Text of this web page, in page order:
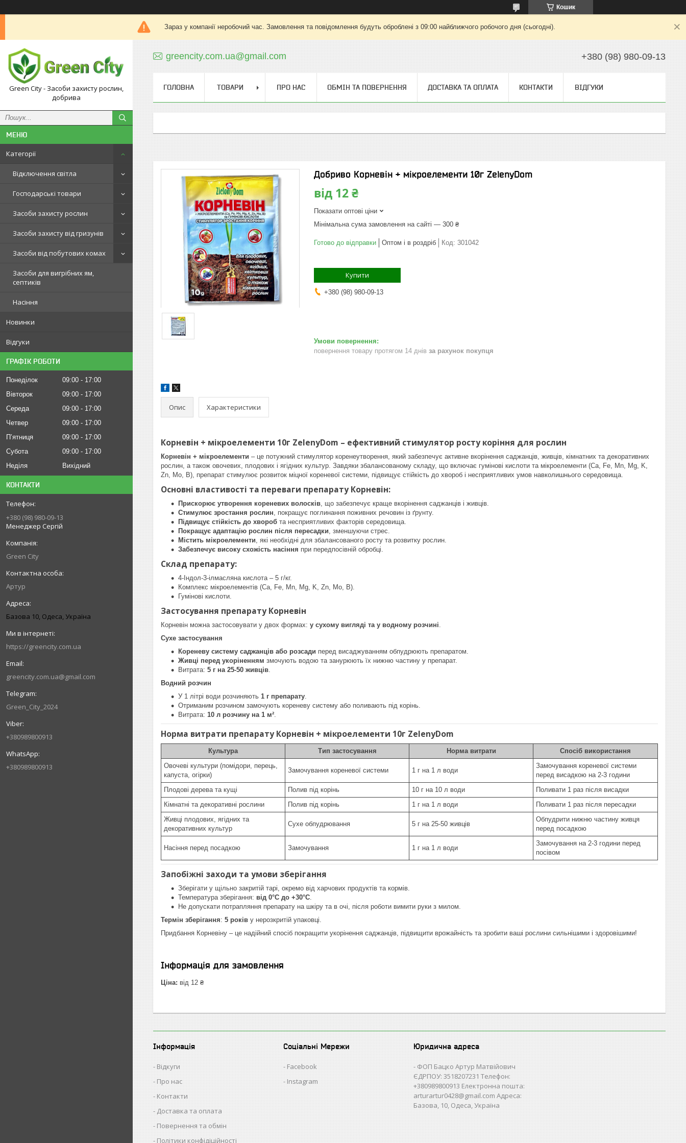
Кошик
Зараз у компанії неробочий час. Замовлення та повідомлення будуть оброблені з 09:00 найближчого робочого дня (сьогодні).
Green City - Засоби захисту рослин,
добрива
Категорії
Відключення світла
Господарські товари
Засоби захисту рослин
Засоби захисту від гризунів
Засоби від побутових комах
Засоби для вигрібних ям,
септиків
Насіння
Новинки
Відгуки
ГРАФІК РОБОТИ
Понеділок 09:00
17:00
Вівторок
09:00
17:00
Середа
09:00
17:00
Четвер
09:00
17:00
Пʼятниця
09:00
17:00
Субота
09:00
17:00
Неділя
Вихідний
КОНТАКТИ
+380 (98) 980-09-13
Менеджер Сергій
Green City
Артур
Базова 10, Одеса, Україна
https://greencity.com.ua
greencity.com.ua@gmail.com
Green_City_2024
+380989800913
+380989800913
greencity.com.ua@gmail.com +380 (98) 980-09-13
ГОЛОВНА ТОВАРИ ПРО НАС ОБМІН ТА ПОВЕРНЕННЯ ДОСТАВКА ТА ОПЛАТА КОНТАКТИ ВІДГУКИ
Добриво Корневін + мікроелементи 10г ZelenyDom
від 12 ₴
Показати оптові ціни
Мінімальна сума замовлення на сайті — 300 ₴
Готово до відправки Оптом і в роздріб Код: 301042
Купити
+380 (98) 980-09-13
повернення товару протягом 14 днів за рахунок покупця
Опис Характеристики
Корневін + мікроелементи 10г ZelenyDom – ефективний стимулятор росту коріння для рослин
Корневін + мікроелементи – це потужний стимулятор коренеутворення, який забезпечує активне вкорінення саджанців, живців, кімнатних та декоративних
рослин, а також овочевих, плодових і ягідних культур. Завдяки збалансованому складу, що включає гумінові кислоти та мікроелементи (Ca, Fe, Mn, Mg, K,
Zn, Mo, B), препарат стимулює розвиток міцної кореневої системи, підвищує стійкість до хвороб і несприятливих умов навколишнього середовища.
Основні властивості та переваги препарату Корневін:
Прискорює утворення кореневих волосків, що забезпечує краще вкорінення саджанців і живців.
Стимулює зростання рослин, покращує поглинання поживних речовин із ґрунту.
Підвищує стійкість до хвороб та несприятливих факторів середовища.
Покращує адаптацію рослин після пересадки, зменшуючи стрес.
Містить мікроелементи, які необхідні для збалансованого росту та розвитку рослин.
Забезпечує високу схожість насіння при передпосівній обробці.
Склад препарату:
4-Індол-3-ілмасляна кислота – 5 г/кг.
Комплекс мікроелементів (Ca, Fe, Mn, Mg, K, Zn, Mo, B).
Гумінові кислоти.
Застосування препарату Корневін
Корневін можна застосовувати у двох формах: у сухому вигляді та у водному розчині.
Сухе застосування
Кореневу систему саджанців або розсади перед висаджуванням обпудрюють препаратом.
Живці перед укоріненням змочують водою та занурюють їх нижню частину у препарат.
Витрата: 5 г на 25-50 живців.
Водний розчин
У 1 літрі води розчиняють 1 г препарату.
Отриманим розчином замочують кореневу систему або поливають під корінь.
Витрата: 10 л розчину на 1 м².
Норма витрати препарату Корневін + мікроелементи 10г ZelenyDom
Культура Тип застосування Норма витрати
Спосіб використання
Овочеві культури (помідори, перець,
капуста, огірки)
Замочування кореневої системи 1 г на 1 л води
Замочування кореневої системи
перед висадкою на 2-3 години
Плодові дерева та кущі
Полив під корінь 10 г на 10 л води
Поливати 1 раз після висадки
Кімнатні та декоративні рослини
Полив під корінь 1 г на 1 л води
Поливати 1 раз після пересадки
Живці плодових, ягідних та
декоративних культур
Сухе обпудрювання 5 г на 25-50 живців
Обпудрити нижню частину живця
перед посадкою
Насіння перед посадкою Замочування 1 г на 1 л води
Замочування на 2-3 години перед
посівом
Запобіжні заходи та умови зберігання
Зберігати у щільно закритій тарі, окремо від харчових продуктів та кормів.
Температура зберігання: від 0°C до +30°C
Не допускати потрапляння препарату на шкіру та в очі, після роботи вимити руки з милом.
Термін зберігання: 5 років у нерозкритій упаковці.
Придбання Корневіну – це надійний спосіб покращити укорінення саджанців, підвищити врожайність та зробити ваші рослини сильнішими і здоровішими!
Інформація для замовлення
Ціна: від 12 ₴
Інформація
Відкуги
Про нас
Контакти
Доставка та оплата
Повернення та обмін
Політики конфідіційності
Соціальні Мережи
Facebook
Instagram
Юридична адреса
ФОП Бацко Артур Матвійович
ЄДРПОУ: 3518207231 Телефон:
+380989800913 Електронна пошта:
arturartur0428@gmail.com Адреса:
Базова, 10, Одеса, Україна